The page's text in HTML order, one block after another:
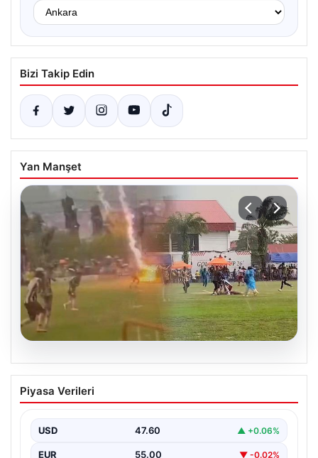
Bizi Takip Edin
Yan Manşet
04.08.2026
Olmaz denen oldu! Maç sırasında
yıldırım çarptı: O futbolcu hayatını
Piyasa Verileri
USD 47.60 ▲ +0.06%
EUR 55.00 ▼ -0.02%